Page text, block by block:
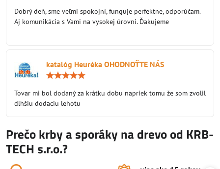
5
Dobrý deň, sme veľmi spokojní, funguje perfektne, odporúčam.
Aj komunikácia s Vami na vysokej úrovni. Ďakujeme
katalóg Heuréka OHODNOŤTE NÁS
5
Tovar mi bol dodaný za krátku dobu napriek tomu že som zvolil
dlhšiu dodaciu lehotu
Prečo krby a sporáky na drevo od KRB-
TECH s.r.o.?